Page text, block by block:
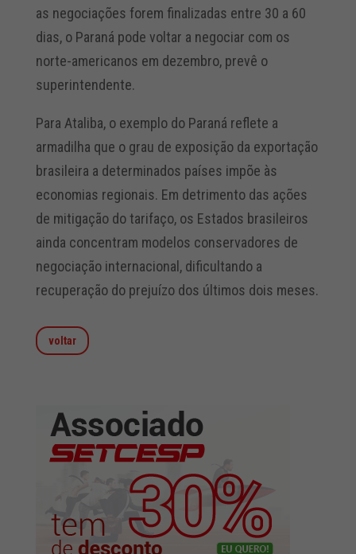
as negociações forem finalizadas entre 30 a 60
dias, o Paraná pode voltar a negociar com os
norte-americanos em dezembro, prevê o
superintendente.
Para Ataliba, o exemplo do Paraná reflete a
armadilha que o grau de exposição da exportação
brasileira a determinados países impõe às
economias regionais. Em detrimento das ações
de mitigação do tarifaço, os Estados brasileiros
ainda concentram modelos conservadores de
negociação internacional, dificultando a
recuperação do prejuízo dos últimos dois meses.
voltar